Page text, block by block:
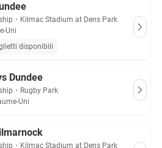
・ Kilmac Stadium at Dens Park
Uni
disponibili
Dundee
・ Rugby Park
Uni
・ Kilmac Stadium at Dens Park